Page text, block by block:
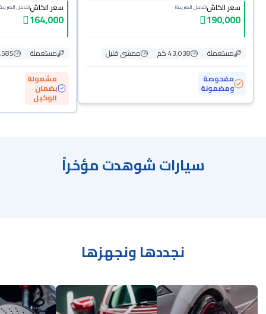
سعر الكاش(شامل الضريبة)
190,000
مستعملة 43,038 كم
ممشى قليل
مفحوصة
ومضمونة
سعر الكاش(شامل
164,000
مستعملة
مشمولة
بضمان
الوكيل
سيارات شوهدت مؤخراً
نجددها ونجهزها